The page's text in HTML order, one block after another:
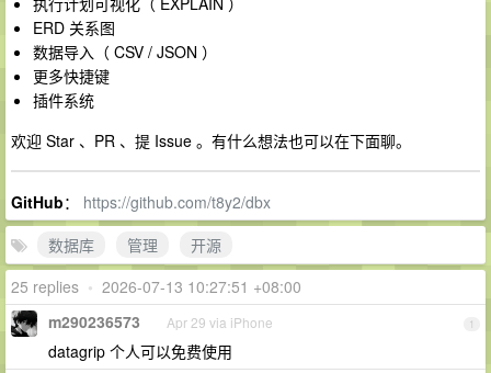
ERD 关系图
数据导入（ CSV / JSON ）
更多快捷键
插件系统
欢迎 Star 、PR 、提 Issue 。有什么想法也可以在下面聊。
GitHub： https://github.com/t8y2/dbx
数据库
管理
开源
25 replies • 2026-07-13 10:27:51 +08:00
1
m290236573 Apr 29 via iPhone
datagrip 个人可以免费使用